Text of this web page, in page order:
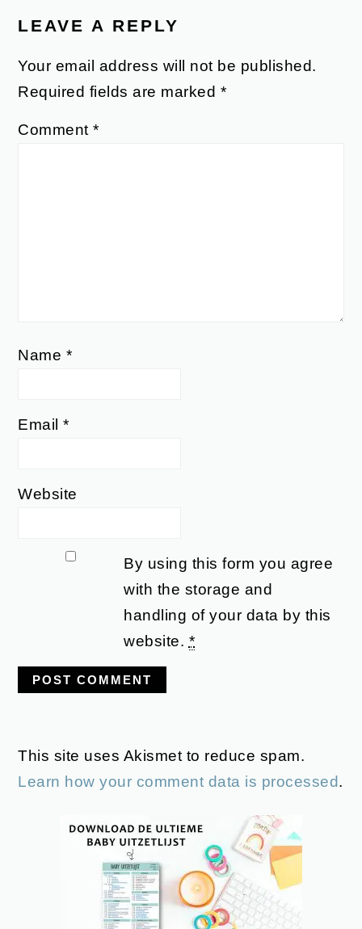
LEAVE A REPLY
Your email address will not be published.
Required fields are marked *
Comment*
Name *
Email*
Website
By using this form you agree
with the storage and
handling of your data by this
website. *
This site uses Akismet to reduce spam.
Learn how your comment data is processed.
SIDEBAR